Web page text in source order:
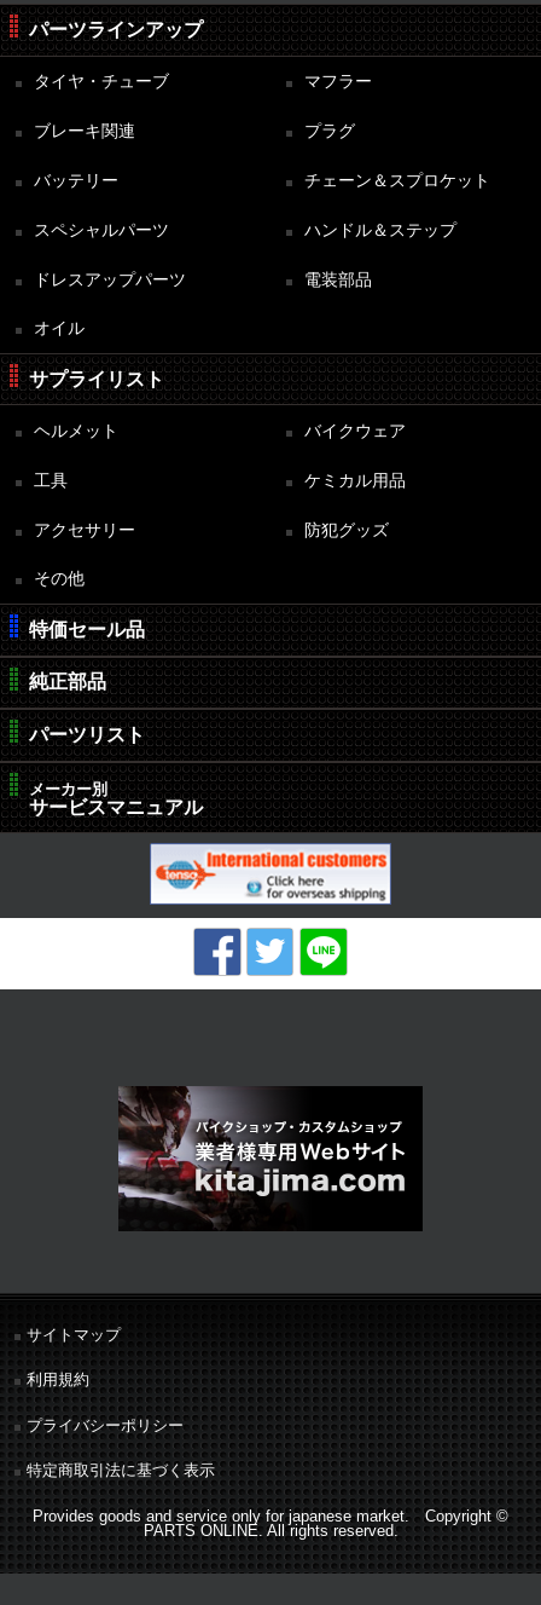
パーツラインアップ
タイヤ・チューブ マフラー
ブレーキ関連 プラグ
バッテリー チェーン＆スプロケット
スペシャルパーツ ハンドル＆ステップ
ドレスアップパーツ 電装部品
オイル
サプライリスト
ヘルメット バイクウェア
工具 ケミカル用品
アクセサリー 防犯グッズ
その他
特価セール品
純正部品
パーツリスト
メーカー別
サービスマニュアル
サイトマップ
利用規約
プライバシーポリシー
特定商取引法に基づく表示
Provides goods and service only for japanese market. Copyright ©
PARTS ONLINE. All rights reserved.